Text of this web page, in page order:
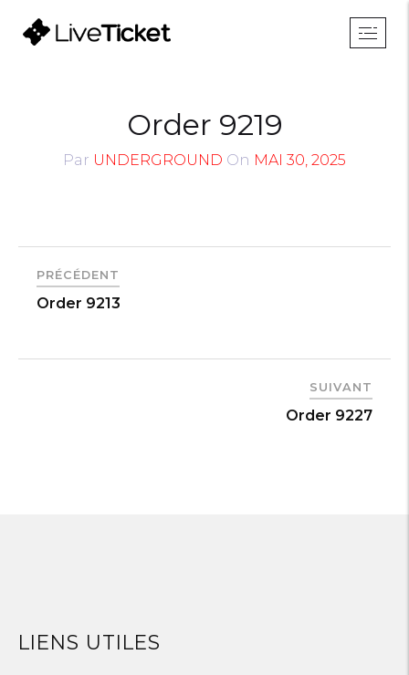
Order 9219
Par UNDERGROUND On MAI 30, 2025
PRÉCÉDENT
Order 9213
SUIVANT
Order 9227
LIENS UTILES